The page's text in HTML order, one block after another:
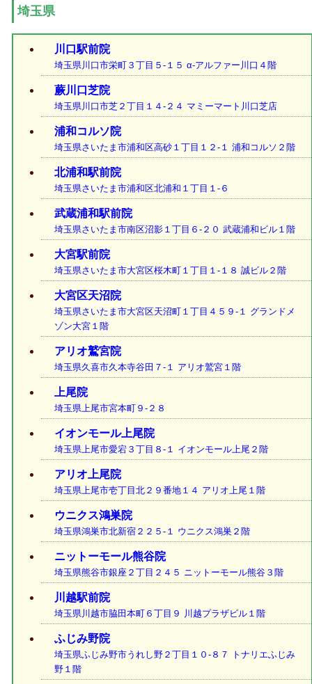
埼玉県
川口駅前院
埼玉県川口市栄町３丁目５-１５ α-アルファー川口４階
蕨川口芝院
埼玉県川口市芝２丁目１４-２４ マミーマート川口芝店
浦和コルソ院
埼玉県さいたま市浦和区高砂１丁目１２-１ 浦和コルソ２階
北浦和駅前院
埼玉県さいたま市浦和区北浦和１丁目１-６
武蔵浦和駅前院
埼玉県さいたま市南区沼影１丁目６-２０ 武蔵浦和ビル１階
大宮駅前院
埼玉県さいたま市大宮区桜木町１丁目１-１８ 誠ビル２階
大宮区天沼院
埼玉県さいたま市大宮区天沼町１丁目４５９-１ グランドメ
ゾン大宮１階
アリオ鷲宮院
埼玉県久喜市久本寺谷田７-１ アリオ鷲宮１階
上尾院
埼玉県上尾市宮本町９-２８
イオンモール上尾院
埼玉県上尾市愛宕３丁目８-１ イオンモール上尾２階
アリオ上尾院
埼玉県上尾市壱丁目北２９番地１４ アリオ上尾１階
ウニクス鴻巣院
埼玉県鴻巣市北新宿２２５-１ ウニクス鴻巣２階
ニットーモール熊谷院
埼玉県熊谷市銀座２丁目２４５ ニットーモール熊谷３階
川越駅前院
埼玉県川越市脇田本町６丁目９ 川越プラザビル１階
ふじみ野院
埼玉県ふじみ野市うれし野２丁目１０-８７ トナリエふじみ
野１階